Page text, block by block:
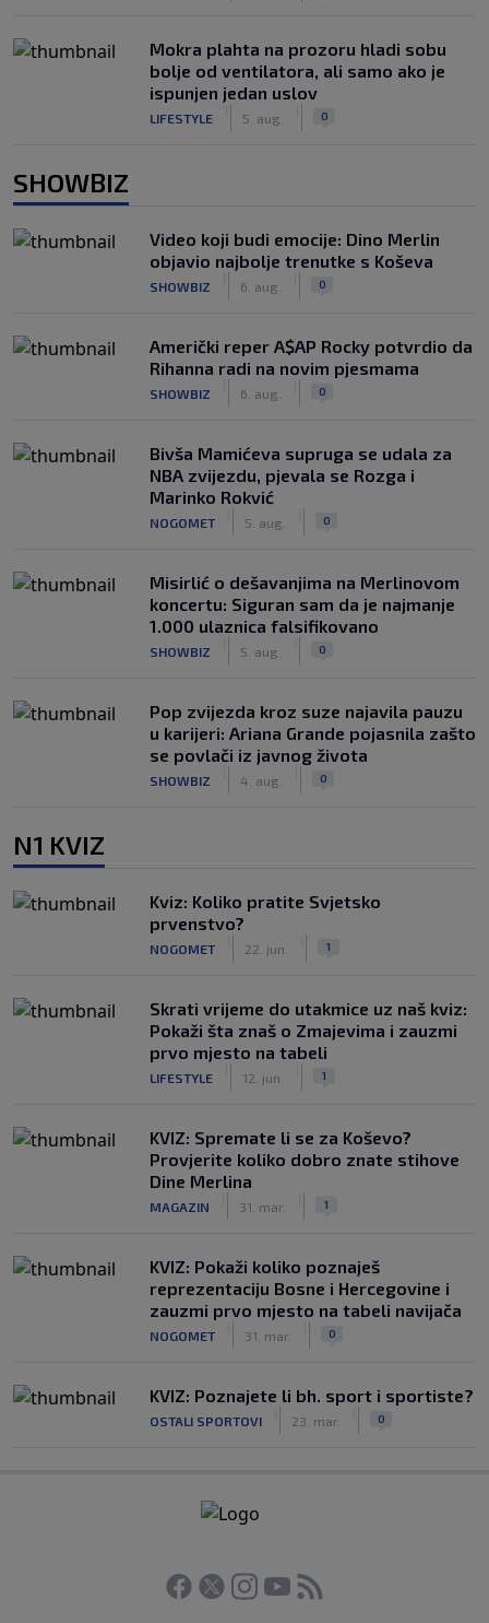
Mokra plahta na prozoru hladi sobu
bolje od ventilatora, ali samo ako je
ispunjen jedan uslov
LIFESTYLE 5. aug. 0
SHOWBIZ
Video koji budi emocije: Dino Merlin
objavio najbolje trenutke s Koševa
SHOWBIZ 6. aug. 0
Američki reper A$AP Rocky potvrdio da
Rihanna radi na novim pjesmama
SHOWBIZ 6. aug. 0
Bivša Mamićeva supruga se udala za
NBA zvijezdu, pjevala se Rozga i
Marinko Rokvić
NOGOMET 5. aug. 0
Misirlić o dešavanjima na Merlinovom
koncertu: Siguran sam da je najmanje
1.000 ulaznica falsifikovano
SHOWBIZ 5. aug. 0
Pop zvijezda kroz suze najavila pauzu
u karijeri: Ariana Grande pojasnila zašto
se povlači iz javnog života
SHOWBIZ 4. aug. 0
N1 KVIZ
Kviz: Koliko pratite Svjetsko
prvenstvo?
NOGOMET 22. jun. 1
Skrati vrijeme do utakmice uz naš kviz:
Pokaži šta znaš o Zmajevima i zauzmi
prvo mjesto na tabeli
LIFESTYLE 12. jun. 1
KVIZ: Spremate li se za Koševo?
Provjerite koliko dobro znate stihove
Dine Merlina
MAGAZIN 31. mar. 1
KVIZ: Pokaži koliko poznaješ
reprezentaciju Bosne i Hercegovine i
zauzmi prvo mjesto na tabeli navijača
NOGOMET 31. mar. 0
KVIZ: Poznajete li bh. sport i sportiste?
OSTALI SPORTOVI 23. mar. 0